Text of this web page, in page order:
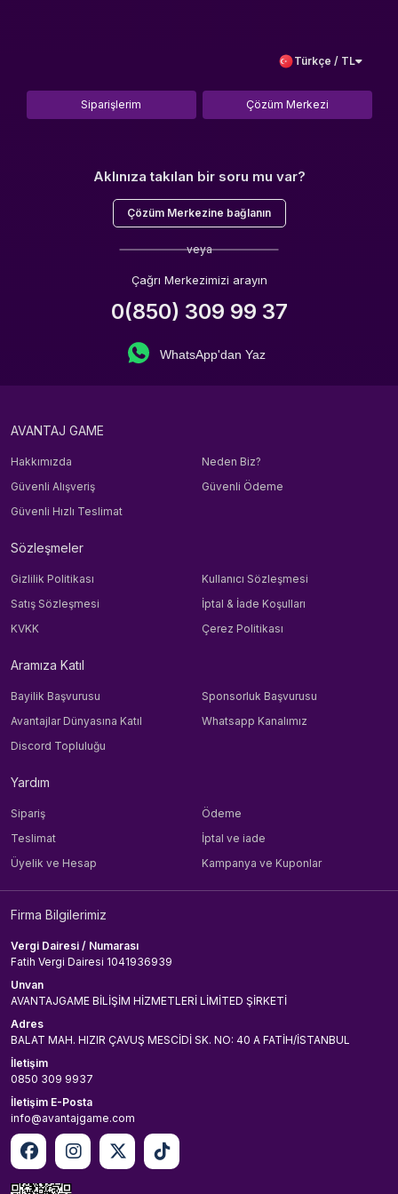
Türkçe / TL
Siparişlerim Çözüm Merkezi
Aklınıza takılan bir soru mu var?
Çözüm Merkezine bağlanın
veya
Çağrı Merkezimizi arayın
0(850) 309 99 37
WhatsApp'dan Yaz
AVANTAJ GAME
Hakkımızda
Neden Biz?
Güvenli Alışveriş
Güvenli Ödeme
Güvenli Hızlı Teslimat
Sözleşmeler
Gizlilik Politikası
Kullanıcı Sözleşmesi
Satış Sözleşmesi
İptal & İade Koşulları
KVKK
Çerez Politikası
Aramıza Katıl
Bayilik Başvurusu
Sponsorluk Başvurusu
Avantajlar Dünyasına Katıl
Whatsapp Kanalımız
Discord Topluluğu
Yardım
Sipariş
Ödeme
Teslimat
İptal ve iade
Üyelik ve Hesap
Kampanya ve Kuponlar
Firma Bilgilerimiz
Vergi Dairesi / Numarası
Fatih Vergi Dairesi 1041936939
Unvan
AVANTAJGAME BİLİŞİM HİZMETLERİ LİMİTED ŞİRKETİ
Adres
BALAT MAH. HIZIR ÇAVUŞ MESCİDİ SK. NO: 40 A FATİH/İSTANBUL
İletişim
0850 309 9937
İletişim E-Posta
info@avantajgame.com